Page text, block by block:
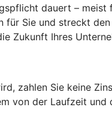
dauert –
Sie und streckt
Zukunft Ihres
zahlen Sie keine
von der Laufzeit und